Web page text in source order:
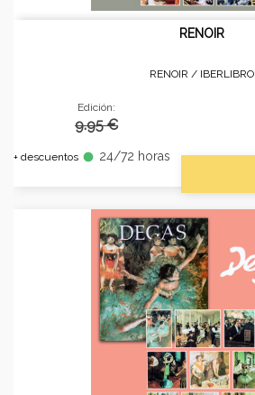
RENOIR
RENOIR / IBERLIBRO
Edición:
9.95 €
+ descuentos fiber_manual_record 24/72 horas